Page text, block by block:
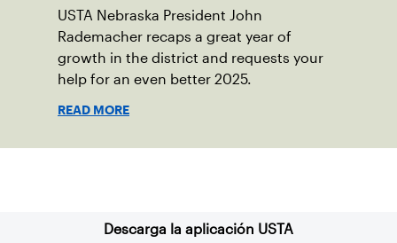
USTA Nebraska President John
Rademacher recaps a great year of
growth in the district and requests your
help for an even better 2025.
READ MORE
Descarga la aplicación USTA